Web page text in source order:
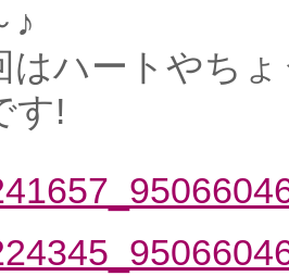
♪
はハートやち
す!